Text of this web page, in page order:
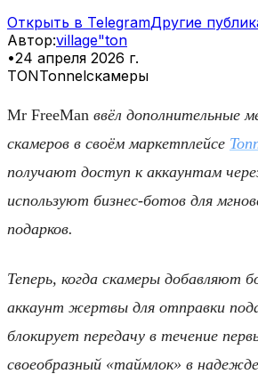
Открыть в TelegramДругие
Автор:village"ton
•24 апреля 2026 г.
TONTonnelскамеры
Mr FreeMan ввёл дополнительные
скамеров в своём маркетплейсе
получают доступ к аккаунтам
используют бизнес-ботов для
подарков.
Теперь, когда скамеры добавляют
аккаунт жертвы для отправки
блокирует передачу в течение
своеобразный «таймлок» в